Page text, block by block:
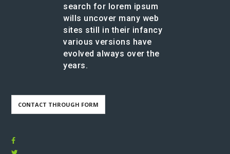
search for lorem ipsum
wills uncover many web
sites still in their infancy
various versions have
evolved always over the
years.
CONTACT THROUGH FORM